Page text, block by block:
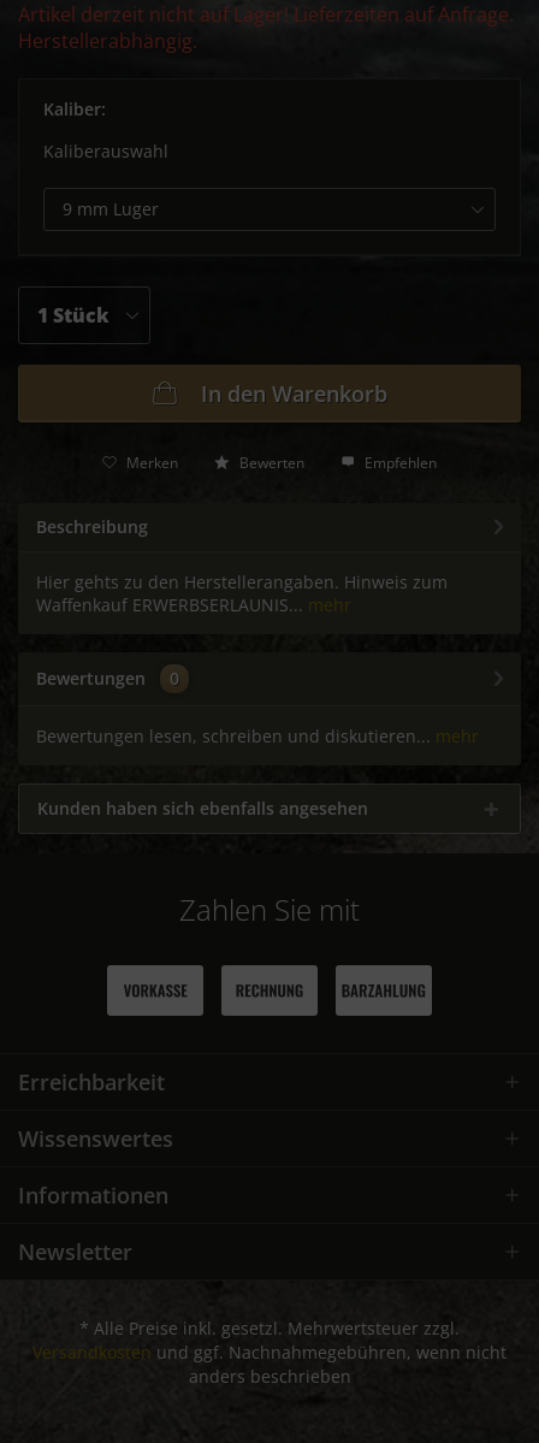
Artikel derzeit nicht auf Lager! Lieferzeiten auf Anfrage.
Herstellerabhängig.
Kaliber:
Kaliberauswahl
In den Warenkorb
Merken Bewerten Empfehlen
Beschreibung
Hier gehts zu den Herstellerangaben. Hinweis zum
Waffenkauf ERWERBSERLAUNIS... mehr
Bewertungen 0
Bewertungen lesen, schreiben und diskutieren... mehr
Kunden haben sich ebenfalls angesehen
Zahlen Sie mit
Erreichbarkeit
Wissenswertes
Informationen
Newsletter
* Alle Preise inkl. gesetzl. Mehrwertsteuer zzgl.
Versandkosten und ggf. Nachnahmegebühren, wenn nicht
anders beschrieben